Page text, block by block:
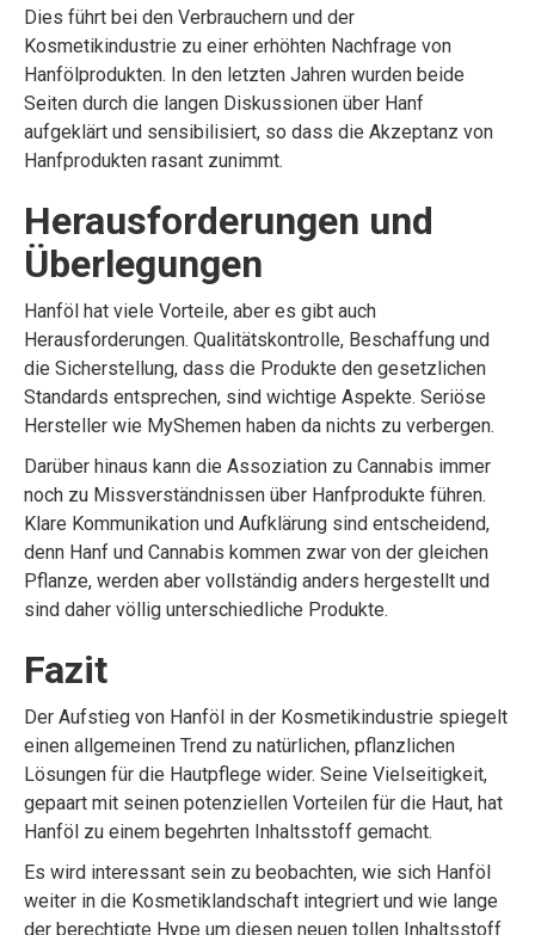
Dies führt bei den Verbrauchern und der
Kosmetikindustrie zu einer erhöhten Nachfrage von
Hanfölprodukten. In den letzten Jahren wurden beide
Seiten durch die langen Diskussionen über Hanf
aufgeklärt und sensibilisiert, so dass die Akzeptanz von
Hanfprodukten rasant zunimmt.
Herausforderungen und
Überlegungen
Hanföl hat viele Vorteile, aber es gibt auch
Herausforderungen. Qualitätskontrolle, Beschaffung und
die Sicherstellung, dass die Produkte den gesetzlichen
Standards entsprechen, sind wichtige Aspekte. Seriöse
Hersteller wie MyShemen haben da nichts zu verbergen.
Darüber hinaus kann die Assoziation zu Cannabis immer
noch zu Missverständnissen über Hanfprodukte führen.
Klare Kommunikation und Aufklärung sind entscheidend,
denn Hanf und Cannabis kommen zwar von der gleichen
Pflanze, werden aber vollständig anders hergestellt und
sind daher völlig unterschiedliche Produkte.
Fazit
Der Aufstieg von Hanföl in der Kosmetikindustrie spiegelt
einen allgemeinen Trend zu natürlichen, pflanzlichen
Lösungen für die Hautpflege wider. Seine Vielseitigkeit,
gepaart mit seinen potenziellen Vorteilen für die Haut, hat
Hanföl zu einem begehrten Inhaltsstoff gemacht.
Es wird interessant sein zu beobachten, wie sich Hanföl
weiter in die Kosmetiklandschaft integriert und wie lange
der berechtigte Hype um diesen neuen tollen Inhaltsstoff